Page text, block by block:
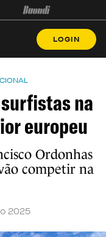
LOGIN
na
europeu
Ordonhas
competir na
2025